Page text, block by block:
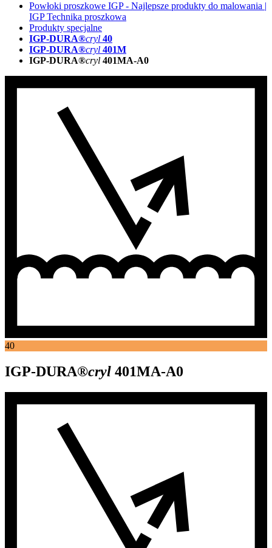
Powłoki proszkowe IGP - Najlepsze produkty do malowania |
IGP Technika proszkowa
Produkty specjalne
IGP-DURA®cryl 40
IGP-DURA®cryl 401M
IGP-DURA®cryl 401MA-A0
40
IGP-DURA®cryl 401MA-A0